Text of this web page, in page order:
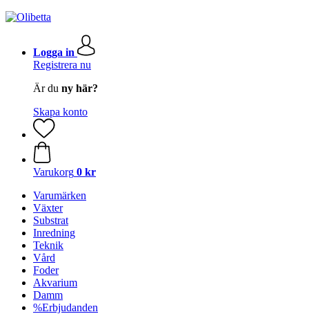
Logga in
Registrera nu
Är du ny här?
Skapa konto
Varukorg 0 kr
Varumärken
Växter
Substrat
Inredning
Teknik
Vård
Foder
Akvarium
Damm
%Erbjudanden